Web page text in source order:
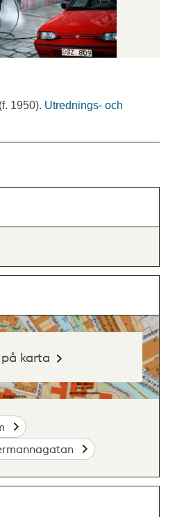
1950). Utrednings- och
karta